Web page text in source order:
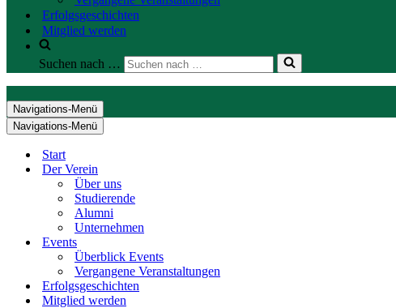
Erfolgsgeschichten
Mitglied werden
Suchen nach …
Navigations-Menü
Navigations-Menü
Start
Der Verein
Über uns
Studierende
Alumni
Unternehmen
Events
Überblick Events
Vergangene Veranstaltungen
Erfolgsgeschichten
Mitglied werden